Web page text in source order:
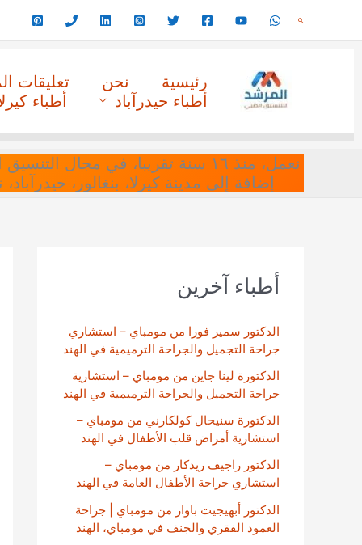
البحث
رئيسية نحن
تعليقات
أطباء حيدرآباد
أطباء
نعمل، منذ ١٦ سنة تقريبا، في
إضافة إلى مدينة كيرلا، بنغالور،
أطباء آخرين
الدكتور سمير فورا من مومباي – استشاري
جراحة التجميل والجراحة الترميمية في الهند
الدكتورة لينا جاين من مومباي – استشارية
جراحة التجميل والجراحة الترميمية في الهند
الدكتورة سنيحال كولكارني من مومباي –
استشارية أمراض قلب الأطفال في الهند
الدكتور راجيف ريدكار من مومباي –
استشاري جراحة الأطفال العامة في الهند
الدكتور أبهيجيت باوار من مومباي | جراحة
العمود الفقري والجنف في مومباي، الهند